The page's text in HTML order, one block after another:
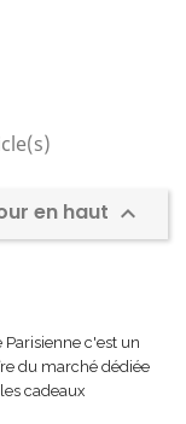
en haut 
Parisienne c'est un
du marché dédiée
cadeaux